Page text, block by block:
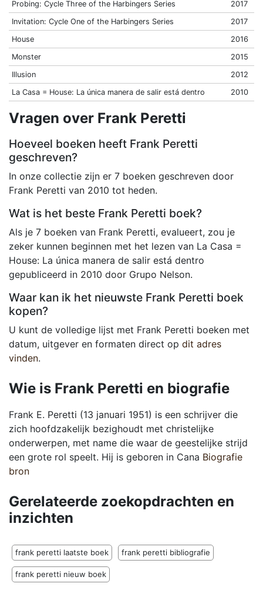
Probing: Cycle Three of the Harbingers Series
2017
Invitation: Cycle One of the Harbingers Series
2017
House
2016
Monster
2015
Illusion
2012
La Casa = House: La única manera de salir está dentro
2010
Vragen over Frank Peretti
Hoeveel boeken heeft Frank Peretti
geschreven?
In onze collectie zijn er 7 boeken geschreven door
Frank Peretti van 2010 tot heden.
Wat is het beste Frank Peretti boek?
Als je 7 boeken van Frank Peretti, evalueert, zou je
zeker kunnen beginnen met het lezen van La Casa =
House: La única manera de salir está dentro
gepubliceerd in 2010 door Grupo Nelson.
Waar kan ik het nieuwste Frank Peretti boek
kopen?
U kunt de volledige lijst met Frank Peretti boeken met
datum, uitgever en formaten direct op dit adres
vinden.
Wie is Frank Peretti en biografie
Frank E. Peretti (13 januari 1951) is een schrijver die
zich hoofdzakelijk bezighoudt met christelijke
onderwerpen, met name die waar de geestelijke strijd
een grote rol speelt. Hij is geboren in Cana Biografie
bron
Gerelateerde zoekopdrachten en
inzichten
frank peretti laatste boek frank peretti bibliografie
frank peretti nieuw boek